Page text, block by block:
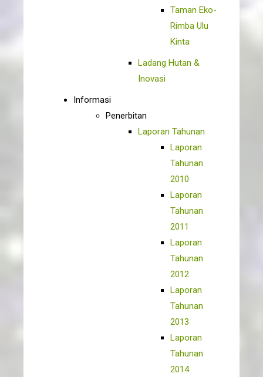
Taman Eko-
Rimba Ulu
Kinta
Ladang Hutan &
Inovasi
Informasi
Penerbitan
Laporan Tahunan
Laporan
Tahunan
2010
Laporan
Tahunan
2011
Laporan
Tahunan
2012
Laporan
Tahunan
2013
Laporan
Tahunan
2014